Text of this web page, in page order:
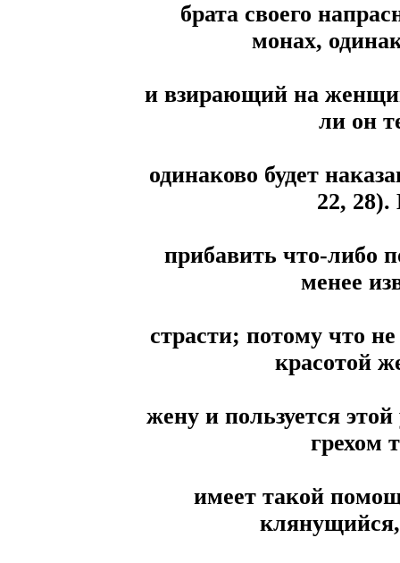
брата своего
монах,
и взирающий на
ли он
одинаково будет
22,
прибавить что-либо
менее
страсти; потому что
красотой
жену и пользуется
грехом
имеет такой